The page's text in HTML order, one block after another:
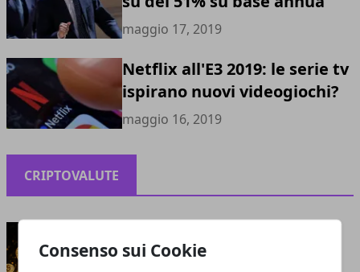
Consenso sui Cookie
maggio 17, 2019
Netflix all'E3 2019: le serie tv
ispirano nuovi videogiochi?
maggio 16, 2019
CRIPTOVALUTE
maggio 13, 2021